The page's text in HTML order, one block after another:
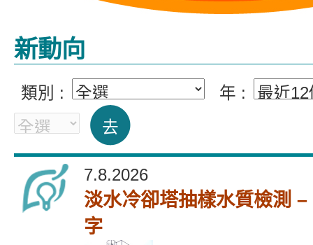
始
新動向
類別 :
年 :
去
7.8.2026
淡水冷卻塔抽樣水質檢測
字